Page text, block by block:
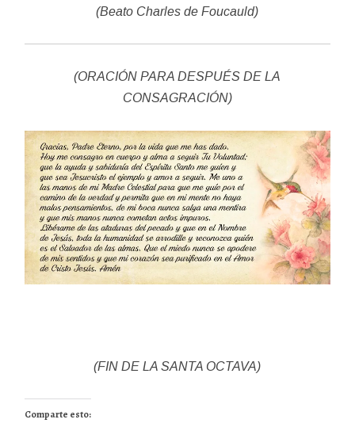
(Beato Charles de Foucauld)
(ORACIÓN PARA DESPUÉS DE LA
CONSAGRACIÓN)
(FIN DE LA SANTA OCTAVA)
Comparte esto: